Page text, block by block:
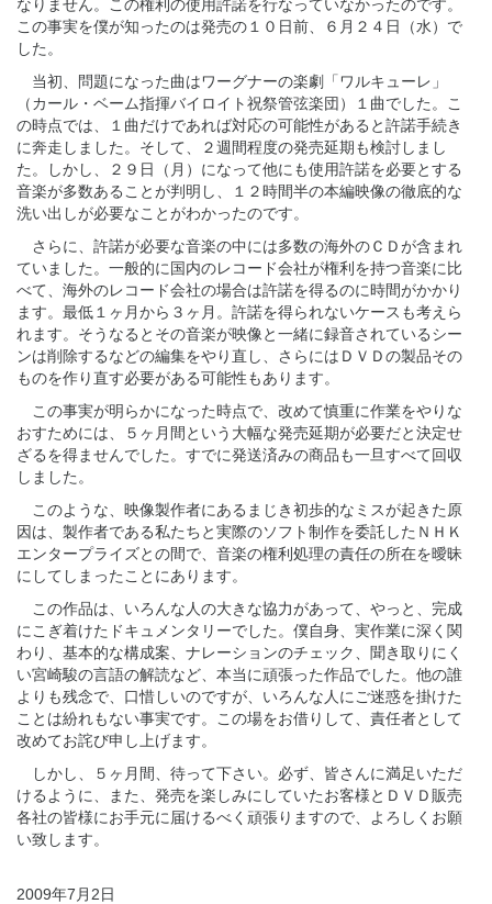
なりません。この権利の使用許諾を行なっていなかったのです。
この事実を僕が知ったのは発売の１０日前、６月２４日（水）で
した。
当初、問題になった曲はワーグナーの楽劇「ワルキューレ」
（カール・ベーム指揮バイロイト祝祭管弦楽団）１曲でした。こ
の時点では、１曲だけであれば対応の可能性があると許諾手続き
に奔走しました。そして、２週間程度の発売延期も検討しまし
た。しかし、２９日（月）になって他にも使用許諾を必要とする
音楽が多数あることが判明し、１２時間半の本編映像の徹底的な
洗い出しが必要なことがわかったのです。
さらに、許諾が必要な音楽の中には多数の海外のＣＤが含まれ
ていました。一般的に国内のレコード会社が権利を持つ音楽に比
べて、海外のレコード会社の場合は許諾を得るのに時間がかかり
ます。最低１ヶ月から３ヶ月。許諾を得られないケースも考えら
れます。そうなるとその音楽が映像と一緒に録音されているシー
ンは削除するなどの編集をやり直し、さらにはＤＶＤの製品その
ものを作り直す必要がある可能性もあります。
この事実が明らかになった時点で、改めて慎重に作業をやりな
おすためには、５ヶ月間という大幅な発売延期が必要だと決定せ
ざるを得ませんでした。すでに発送済みの商品も一旦すべて回収
しました。
このような、映像製作者にあるまじき初歩的なミスが起きた原
因は、製作者である私たちと実際のソフト制作を委託したＮＨＫ
エンタープライズとの間で、音楽の権利処理の責任の所在を曖昧
にしてしまったことにあります。
この作品は、いろんな人の大きな協力があって、やっと、完成
にこぎ着けたドキュメンタリーでした。僕自身、実作業に深く関
わり、基本的な構成案、ナレーションのチェック、聞き取りにく
い宮崎駿の言語の解読など、本当に頑張った作品でした。他の誰
よりも残念で、口惜しいのですが、いろんな人にご迷惑を掛けた
ことは紛れもない事実です。この場をお借りして、責任者として
改めてお詫び申し上げます。
しかし、５ヶ月間、待って下さい。必ず、皆さんに満足いただ
けるように、また、発売を楽しみにしていたお客様とＤＶＤ販売
各社の皆様にお手元に届けるべく頑張りますので、よろしくお願
い致します。
2009年7月2日